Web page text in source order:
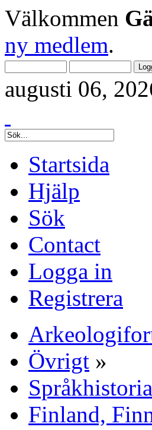
Välkommen
ny medlem.
augusti 06,
Startsida
Hjälp
Sök
Contact
Logga in
Registrera
Övrigt »
Språkhistoria
Finland,